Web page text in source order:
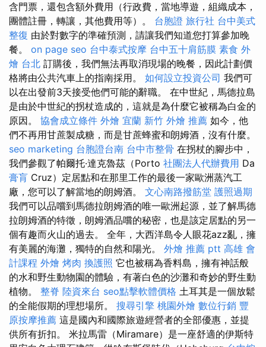
含門票，還包含額外費用（行政費，當地導遊，組織成本，
團體註冊，轉讓，其他費用等）。 台胞證 旅行社 台中美式
整復 由於對數字的準確預測，請讓我們知道您打算參加晚
餐。 on page seo 台中泰式按摩 台中五十肩筋膜 素食 外
燴 台北 訂購後，我們無法再取消現場的晚餐，因此計劃價
格將由公共汽車上的指南採用。 如何設立投資公司 我們可
以在出發前3天接受他們可能的辭職。 在中世紀，馬德拉島
是由於中世紀的拐杖造成的，這就是為什麼它被稱為白金的
原因。 協會成立條件 外燴 宜蘭 新竹 外燴 推薦 如今，他
們不再用甘蔗製成糖，而是甘蔗蜂蜜和朗姆酒，沒有什麼。
seo marketing 台胞證台南 台中市整骨 在拐杖的腳步中，
我們參觀了帕爾托·達克魯茲（Porto 社團法人代辦費用 Da
膏肓 Cruz）定居點和在那里工作的最後一家歐洲蒸汽工
廠，您可以了解當地的朗姆酒。 文心南路撥筋堂 護照過期
我們可以品嚐到馬德拉朗姆酒的唯一歐洲起源，並了解馬德
拉朗姆酒的特徵，朗姆酒品嚐的秘密，也是該定居點的另一
個有趣而火山的過去。 全年，大西洋島令人眼花azz亂，擁
有美麗的海灘，獨特的自然和陽光。 外燴 推薦 ptt 高雄 會
計課程 外燴 烤肉 換護照 它也被稱為香料島，擁有神話般
的水和野生動物園的體驗，有著白色的沙灘和奇妙的野生動
植物。 整脊 陸資來台 seo點擊軟體價格 土耳其是一個放鬆
的全能假期的理想場所。 搜尋引擎 桃園外燴 數位行銷 豐
原按摩推薦 這是國內和國際旅遊經營者的全部優惠，並提
供所有折扣。 米拉馬雷（Miramare）是一座舒適的伊斯特